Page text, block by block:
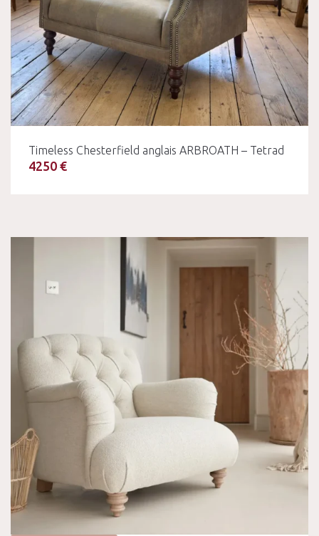
Timeless Chesterfield anglais ARBROATH – Tetrad
4250 €